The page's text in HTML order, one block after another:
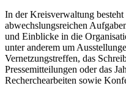
In der Kreisverwaltung
abwechslungsreichen
und Einblicke in die
unter anderem um
Vernetzungstreffen, das
Pressemitteilungen oder das
Recherchearbeiten sowie